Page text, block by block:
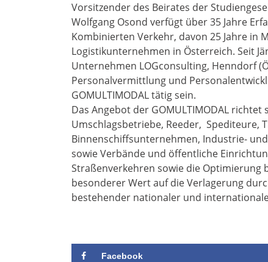
Vorsitzender des Beirates der
Wolfgang Osond verfügt über 35 Jahre
Kombinierten Verkehr, davon 25 Jahre in
Logistikunternehmen in Österreich. Seit
Unternehmen LOGconsulting, Henndorf
Personalvermittlung und
GOMULTIMODAL tätig sein.
Das Angebot der GOMULTIMODAL
Umschlagsbetriebe, Reeder, Spediteure,
Binnenschiffsunternehmen, Industrie-
sowie Verbände und öffentliche
Straßenverkehren sowie die
besonderer Wert auf die Verlagerung
bestehender nationaler und
Facebook